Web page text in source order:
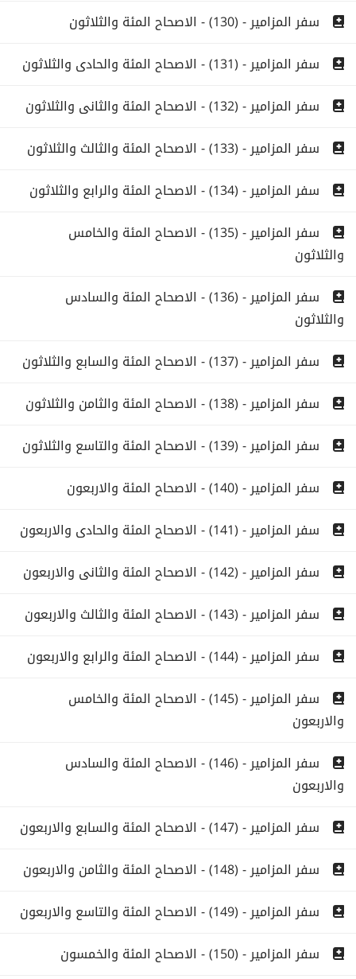
سفر المزامير - (130) - الاصحاح المئة والثلاثون
سفر المزامير - (131) - الاصحاح المئة والحادى والثلاثون
سفر المزامير - (132) - الاصحاح المئة والثانى والثلاثون
سفر المزامير - (133) - الاصحاح المئة والثالث والثلاثون
سفر المزامير - (134) - الاصحاح المئة والرابع والثلاثون
سفر المزامير - (135) - الاصحاح المئة والخامس
والثلاثون
سفر المزامير - (136) - الاصحاح المئة والسادس
والثلاثون
سفر المزامير - (137) - الاصحاح المئة والسابع والثلاثون
سفر المزامير - (138) - الاصحاح المئة والثامن والثلاثون
سفر المزامير - (139) - الاصحاح المئة والتاسع والثلاثون
سفر المزامير - (140) - الاصحاح المئة والاربعون
سفر المزامير - (141) - الاصحاح المئة والحادى والاربعون
سفر المزامير - (142) - الاصحاح المئة والثانى والاربعون
سفر المزامير - (143) - الاصحاح المئة والثالث والاربعون
سفر المزامير - (144) - الاصحاح المئة والرابع والاربعون
سفر المزامير - (145) - الاصحاح المئة والخامس
والاربعون
سفر المزامير - (146) - الاصحاح المئة والسادس
والاربعون
سفر المزامير - (147) - الاصحاح المئة والسابع والاربعون
سفر المزامير - (148) - الاصحاح المئة والثامن والاربعون
سفر المزامير - (149) - الاصحاح المئة والتاسع والاربعون
سفر المزامير - (150) - الاصحاح المئة والخمسون